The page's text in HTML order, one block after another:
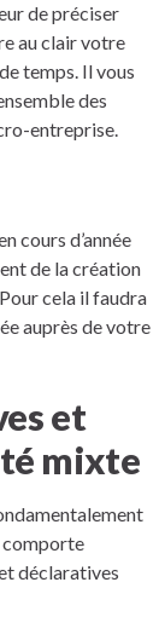
de préciser
au clair votre
temps. Il vous
des
entreprise.
cours d’année
de la création
cela il faudra
auprès de votre
et
mixte
comporte
déclaratives